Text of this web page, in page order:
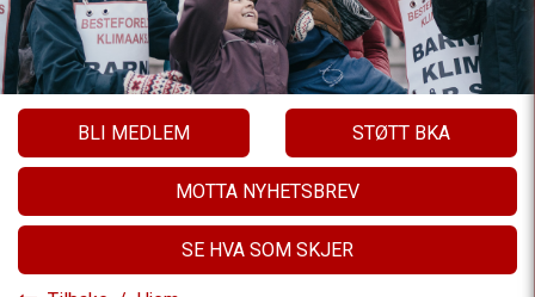
BLI MEDLEM STØTT BKA
MOTTA NYHETSBREV
SE HVA SOM SKJER